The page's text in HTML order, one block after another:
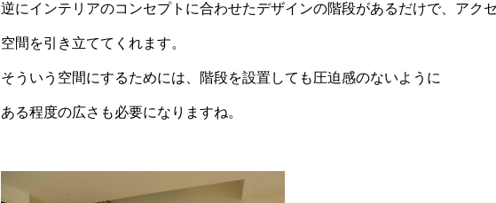
逆にインテリアのコンセプトに合わせたデザインの階段があるだけで、アク
空間を引き立ててくれます。
そういう空間にするためには、階段を設置しても圧迫感のないように
ある程度の広さも必要になりますね。